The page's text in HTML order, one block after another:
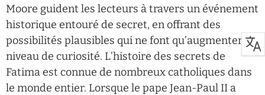
Moore guident les lecteurs à travers un événement
historique entouré de secret, en offrant des
possibilités plausibles qui ne font qu’augmenter le
niveau de curiosité. L’histoire des secrets de
Fatima est connue de nombreux catholiques dans
le monde entier. Lorsque le pape Jean-Paul II a